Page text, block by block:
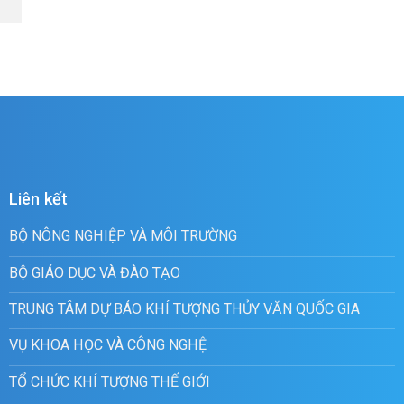
Liên kết
BỘ NÔNG NGHIỆP VÀ MÔI TRƯỜNG
BỘ GIÁO DỤC VÀ ĐÀO TẠO
TRUNG TÂM DỰ BÁO KHÍ TƯỢNG THỦY VĂN QUỐC GIA
VỤ KHOA HỌC VÀ CÔNG NGHỆ
TỔ CHỨC KHÍ TƯỢNG THẾ GIỚI